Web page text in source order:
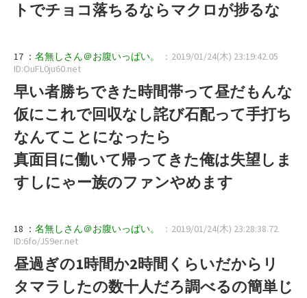
トでチョコ落ちるならマクロが捗るな
17 ： 名無しさん＠お腹いっぱい。
：2019/01/24(木) 23:19:42.05
ID:OuFL0ju60.net
早い者勝ちできた時間帯って昼だもんな
仮にこれで回収なし詫び石配って手打ち
なんてことになったら
真面目に働いて帰ってきた俺は失望しま
すしにゃー族のファンやめます
18 ： 名無しさん＠お腹いっぱい。
：2019/01/24(木) 23:28:38.72
ID:6fo/J59er.net
昼過ぎの1時間か2時間くらいだからリ
タマラしたの数十人だろ調べるの簡単じ